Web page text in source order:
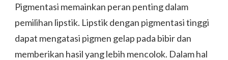
Pigmentasi memainkan peran penting dalam
pemilihan lipstik. Lipstik dengan pigmentasi tinggi
dapat mengatasi pigmen gelap pada bibir dan
memberikan hasil yang lebih mencolok. Dalam hal